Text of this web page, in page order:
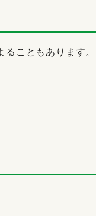
こともあります。